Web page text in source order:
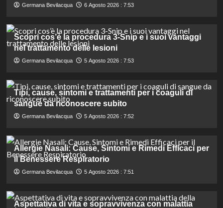
Germana Bevilacqua 6 Agosto 2026 : 7:53
Scopri cos’è la procedura 3-Snip e i suoi vantaggi
nel trattamento delle lesioni
Germana Bevilacqua 5 Agosto 2026 : 7:53
Tipi, cause, sintomi e trattamenti per i coaguli di
sangue da riconoscere subito
Germana Bevilacqua 5 Agosto 2026 : 7:52
Allergie Nasali: Cause, Sintomi e Rimedi Efficaci per
il Benessere Respiratorio
Germana Bevilacqua 5 Agosto 2026 : 7:51
Aspettativa di vita e sopravvivenza con malattia